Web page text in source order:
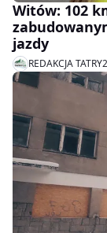
Witów: 102
jazdy
REDAKCJA